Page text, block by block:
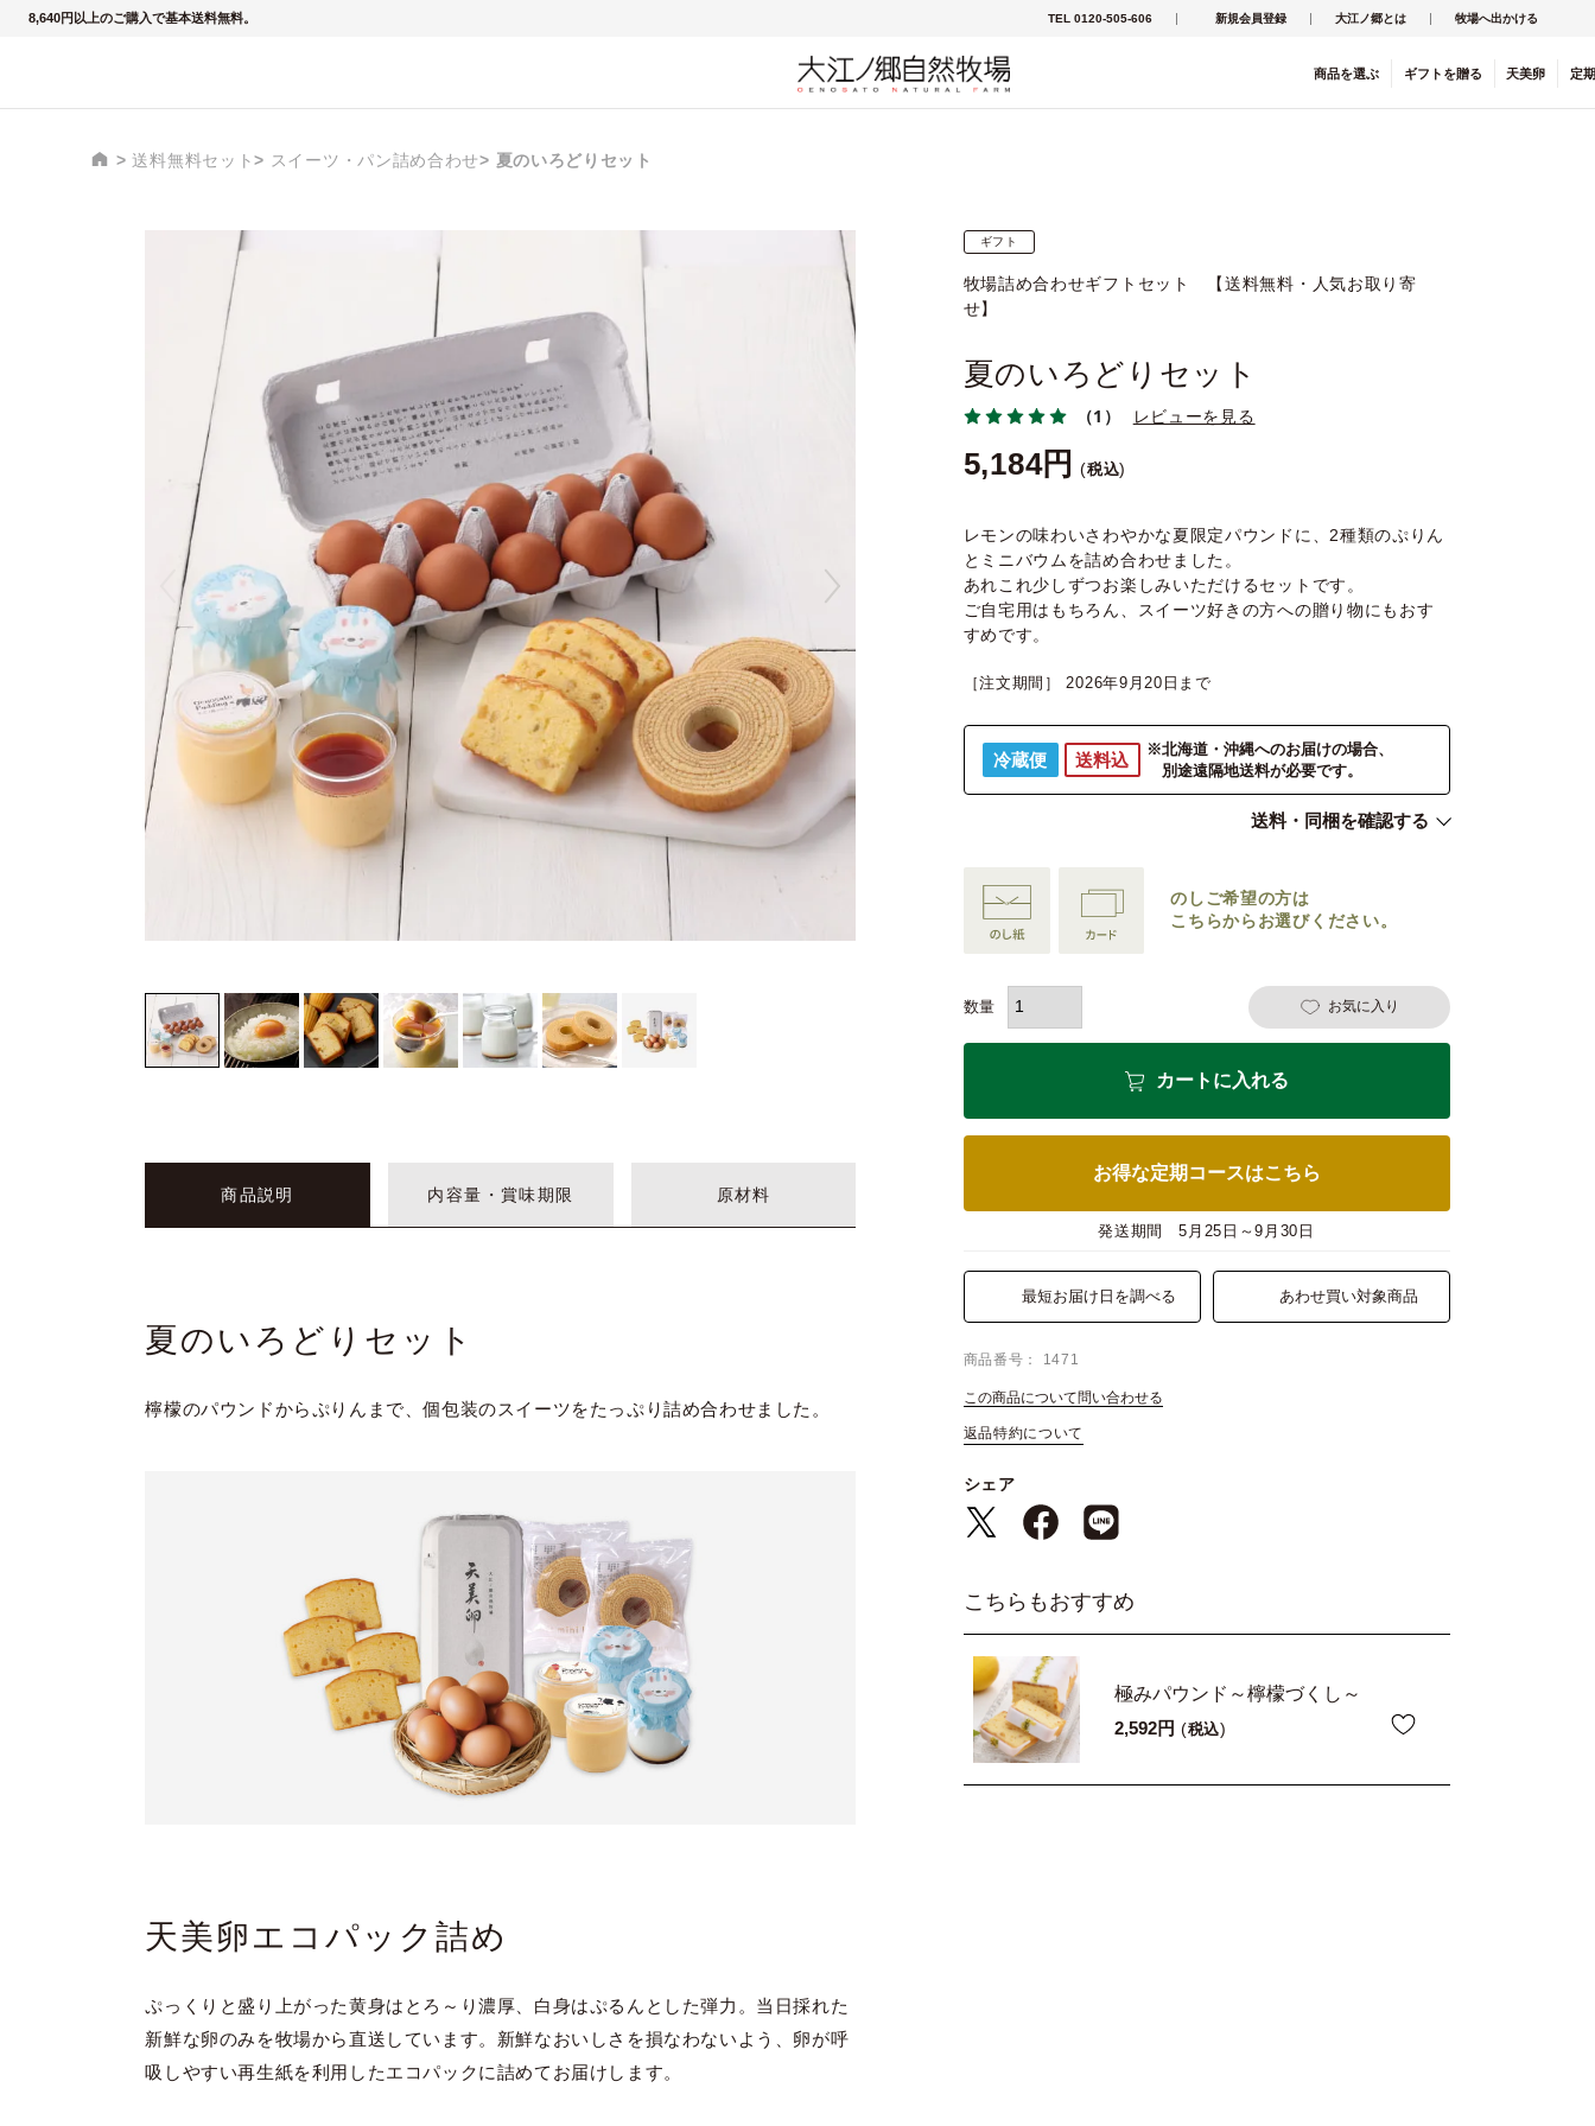
8,640円以上のご購入で基本送料無料。 TEL 0120-505-606 新規会員登録 大江ノ郷とは 牧場へ出かける
商品を選ぶ ギフト を贈る 天美卵 定
送料無料セット スイーツ・パン詰め合わせ 夏のいろどりセット
ギフト
牧場詰め合わせギフトセット 【送料無料・人気お取り寄
せ】
夏のいろどりセット
（1） レビューを見る
5,184 税込
レモンの味わいさわやかな夏限定パウンドに、2種類のぷりん
とミニバウムを詰め合わせました。
あれこれ少しずつお楽しみいただけるセットです。
ご自宅用はもちろん、スイーツ好きの方への贈り物にもおす
すめです。
［注文期間］ 2026年9月20日
冷蔵便 送料込
※北海道・沖縄へのお届けの場合、
別途遠隔地送料が必要です。
送料・同梱を確認する
のしご希望の方は
こちらからお選びください。
お気に入り
カートに入れる
お得な定期コースはこちら
発送期間 5月25日～9月30日
最短お届け日を調べる あわせ買い対象商品
商品番号 1471
この商品について問い合わせる
返品特約について
シェア
こちらもおすすめ
極みパウンド～檸檬づくし～
2,592
税込
商品説明 内容量・賞味期限 原材料
夏のいろどりセット
檸檬のパウンドからぷりんまで、個包装のスイーツをたっぷり詰め合わせました。
天美卵エコパック詰め
ぷっくりと盛り上がった黄身はとろ～り濃厚、白身はぷるんとした弾力。当日採れた
新鮮な卵のみを牧場から直送しています。新鮮なおいしさを損なわないよう、卵が呼
吸しやすい再生紙を利用したエコパックに詰めてお届けします。